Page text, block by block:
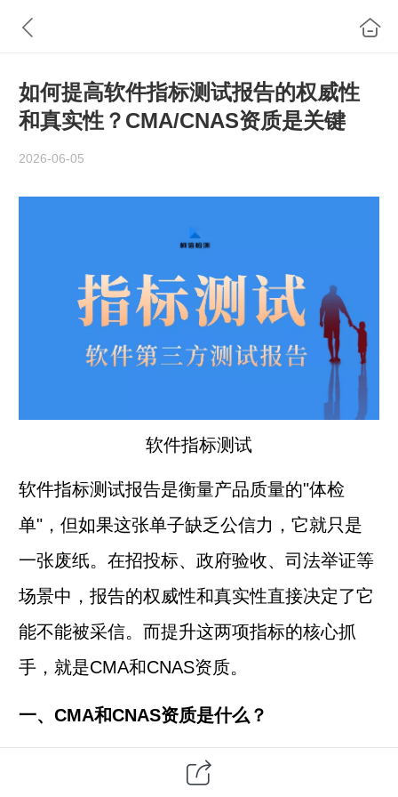
如何提高软件指标测试报告的权威性
和真实性？CMA/CNAS资质是关键
2026-06-05
软件指标测试
软件指标测试报告是衡量产品质量的"体检
单"，但如果这张单子缺乏公信力，它就只是
一张废纸。在招投标、政府验收、司法举证等
场景中，报告的权威性和真实性直接决定了它
能不能被采信。而提升这两项指标的核心抓
手，就是CMA和CNAS资质。
一、 CMA和CNAS资质是什么？
1.CMA是法律的"红线"。